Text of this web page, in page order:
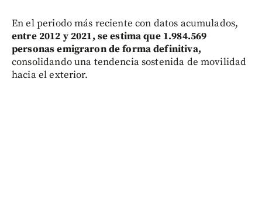
En el periodo más reciente con datos acumulados,
entre 2012 y 2021, se estima que 1.984.569
personas emigraron de forma definitiva,
consolidando una tendencia sostenida de movilidad
hacia el exterior.